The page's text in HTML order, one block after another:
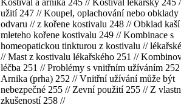
Kostival a arnika 245 // Kostival lékařský 245
užití 247 // Koupel, oplachování nebo obklady
odvaru // z kořene kostivalu 248 // Obklad
mleteho kořene kostivalu 249 // Kombinace s
homeopatickou tinkturou z kostivalu //
// Mast z kostivalu lékařského 251 //
léčba 251 // Problémy s vnitřním užíváním
Arnika (prha) 252 // Vnitřní užívání může být
nebezpečné 255 // Zevní použití 255 // Z
zkušeností 258 //